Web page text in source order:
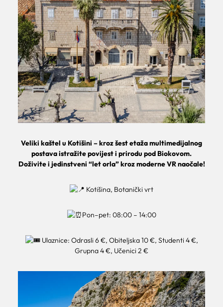
Veliki kaštel u Kotišini – kroz šest etaža multimedijalnog
postava istražite povijest i prirodu pod Biokovom.
Doživite i jedinstveni “let orla” kroz moderne VR naočale!
Kotišina, Botanički vrt
Pon–pet: 08:00 – 14:00
Ulaznice: Odrasli 6 €, Obiteljska 10 €, Studenti 4 €,
Grupna 4 €, Učenici 2 €